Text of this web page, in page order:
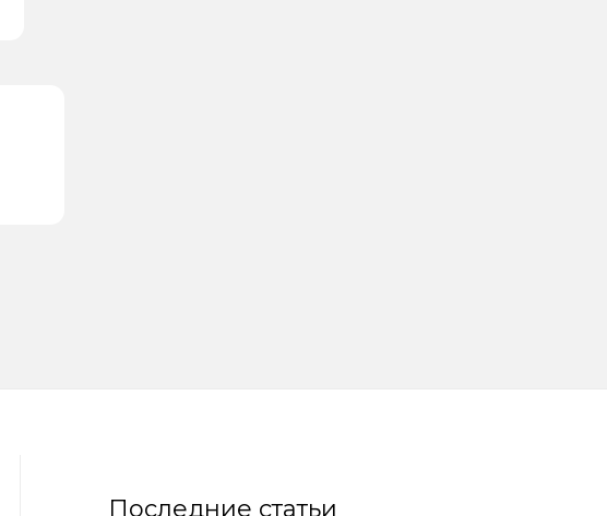
Последние статьи